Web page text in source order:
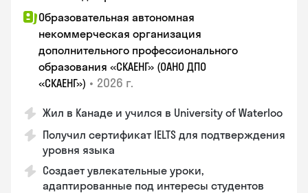
Образовательная автономная
некоммерческая организация
дополнительного профессионального
образования «СКАЕНГ» (ОАНО ДПО
«СКАЕНГ») • 2026 г.
Жил в Канаде и учился в University of Waterloo
Получил сертификат IELTS для подтверждения
уровня языка
Создает увлекательные уроки,
адаптированные под интересы студентов